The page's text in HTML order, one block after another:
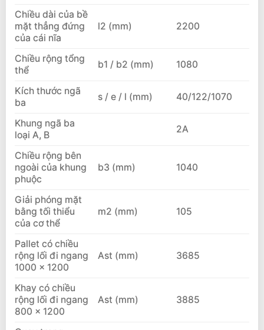
Chiều dài của bề
mặt thẳng đứng
của cái nĩa
l2 (mm) 2200
Chiều rộng tổng
thể
b1 / b2 (mm) 1080
Kích thước ngã
ba
s / e / l (mm) 40/122/1070
Khung ngã ba
loại A, B
2A
Chiều rộng bên
ngoài của khung
phuộc
b3 (mm) 1040
Giải phóng mặt
bằng tối thiểu
của cơ thể
m2 (mm) 105
Pallet có chiều
rộng lối đi ngang
1000 × 1200
Ast (mm) 3685
Khay có chiều
rộng lối đi ngang
800 × 1200
Ast (mm) 3885